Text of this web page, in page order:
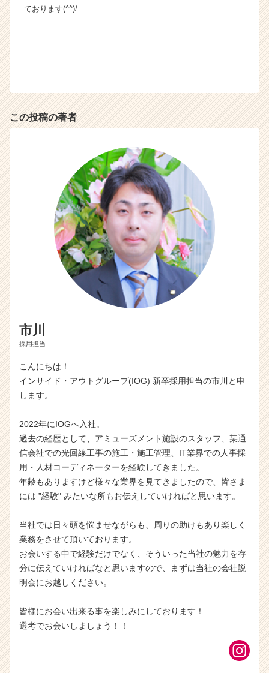
ております(^^)/
この投稿の著者
市川
採用担当
こんにちは！
インサイド・アウトグループ(IOG) 新卒採用担当の市川と申
します。
2022年にIOGへ入社。
過去の経歴として、アミューズメント施設のスタッフ、某通
信会社での光回線工事の施工・施工管理、IT業界での人事採
用・人材コーディネーターを経験してきました。
年齢もありますけど様々な業界を見てきましたので、皆さま
には ”経験" みたいな所もお伝えしていければと思います。
当社では日々頭を悩ませながらも、周りの助けもあり楽しく
業務をさせて頂いております。
お会いする中で経験だけでなく、そういった当社の魅力を存
分に伝えていければなと思いますので、まずは当社の会社説
明会にお越しください。
皆様にお会い出来る事を楽しみにしております！
選考でお会いしましょう！！